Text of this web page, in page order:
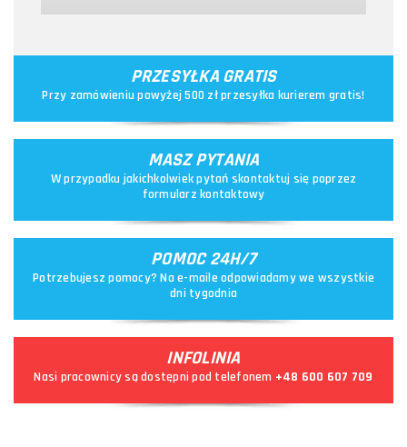
PRZESYŁKA GRATIS
Przy zamówieniu powyżej 500 zł przesyłka kurierem gratis!
MASZ PYTANIA
W przypadku jakichkolwiek pytań skontaktuj się poprzez
formularz kontaktowy
POMOC 24H/7
Potrzebujesz pomocy? Na e-maile odpowiadamy we wszystkie
dni tygodnia
INFOLINIA
Nasi pracownicy są dostępni pod telefonem +48 600 607 709